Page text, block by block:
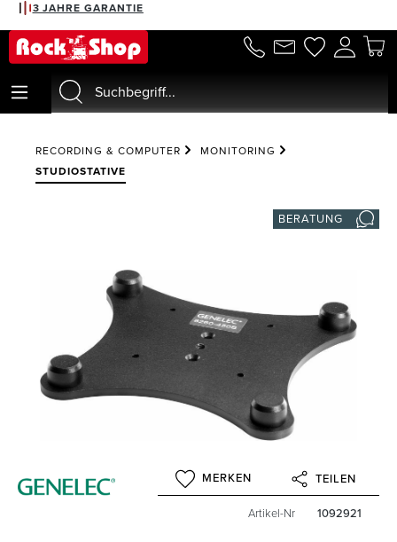
springen
3 JAHRE GARANTIE
RECORDING & COMPUTER
MONITORING
STUDIOSTATIVE
BERATUNG
MERKEN TEILEN
Artikel-Nr 1092921